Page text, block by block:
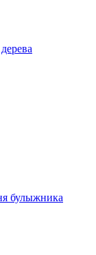
булыжника